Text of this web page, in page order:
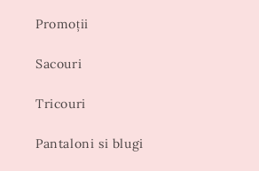
Promoții
Sacouri
Tricouri
Pantaloni si blugi